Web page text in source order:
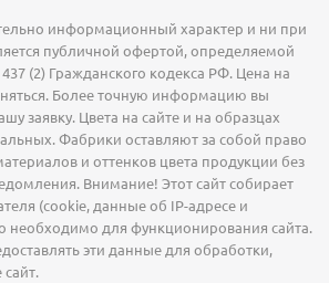
информационный характер и ни при
публичной офертой, определяемой
(2) Гражданского кодекса РФ. Цена на
Более точную информацию вы
заявку. Цвета на сайте и на образцах
Фабрики оставляют за собой право
и оттенков цвета продукции без
Внимание! Этот сайт собирает
(cookie, данные об IP-адресе и
необходимо для функционирования сайта.
эти данные для обработки,